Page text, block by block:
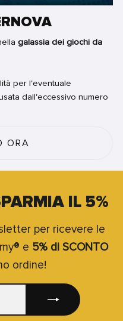
galassia dei giochi da
per l'eventuale
dall'eccessivo numero
ORA
IL 5%
per ricevere le
e 5% di SCONTO
ordine!